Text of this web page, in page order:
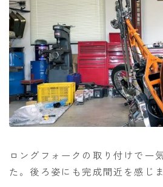
ロングフォークの取り付けで一
た。後ろ姿にも完成間近を感じま